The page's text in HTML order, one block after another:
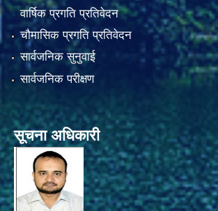
वार्षिक प्रगति प्रतिवेदन
चौमासिक प्रगति प्रतिवेदन
सार्वजनिक सुनुवाई
सार्वजनिक परीक्षण
सूचना अधिकारी